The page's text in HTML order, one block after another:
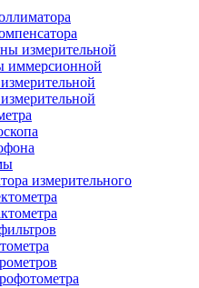
измерительной
иммерсионной
измерительного